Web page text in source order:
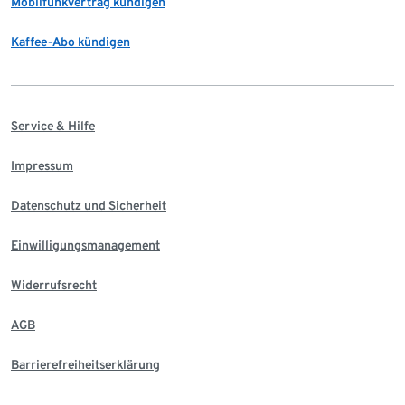
Kaffee-Abo kündigen
Service & Hilfe
Impressum
Datenschutz und Sicherheit
Einwilligungsmanagement
Widerrufsrecht
AGB
Barrierefreiheitserklärung